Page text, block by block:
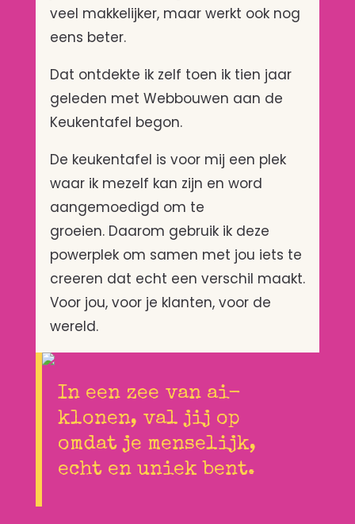
veel makkelijker, maar werkt ook nog
eens beter.
Dat ontdekte ik zelf toen ik tien jaar
geleden met Webbouwen aan de
Keukentafel begon.
De keukentafel is voor mij een plek
waar ik mezelf kan zijn en word
aangemoedigd om te
groeien. Daarom gebruik ik deze
powerplek om samen met jou iets te
creeren dat echt een verschil maakt.
Voor jou, voor je klanten, voor de
wereld.
In een zee van ai-
klonen, val jij op
omdat je menselijk,
echt en uniek bent.